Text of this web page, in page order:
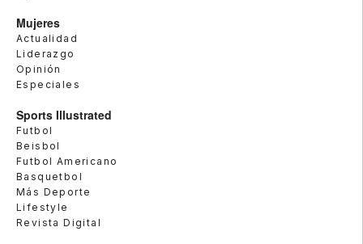
Mujeres
Actualidad
Liderazgo
Opinión
Especiales
Sports Illustrated
Futbol
Beisbol
Futbol Americano
Basquetbol
Más Deporte
Lifestyle
Revista Digital